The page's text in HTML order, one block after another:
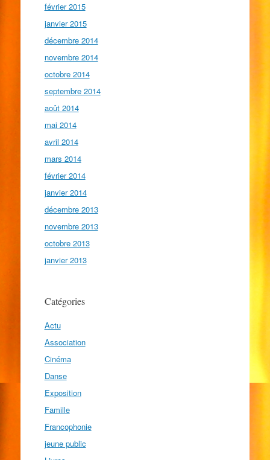
février 2015
janvier 2015
décembre 2014
novembre 2014
octobre 2014
septembre 2014
août 2014
mai 2014
avril 2014
mars 2014
février 2014
janvier 2014
décembre 2013
novembre 2013
octobre 2013
janvier 2013
Catégories
Actu
Association
Cinéma
Danse
Exposition
Famille
Francophonie
jeune public